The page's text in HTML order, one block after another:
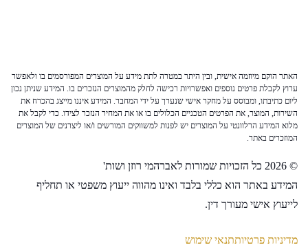
האתר הוקם מיוזמה אישית, ובין היתר במטרה לתת מידע על המוצרים המפורסמים בו ולאפשר
ערוץ לקבלת פרטים נוספים ואפשרויות רכישה לחלק מהמוצרים הנזכרים בו. המידע שניתן נכון
ליום כתיבתו, ומבוסס על מחקר אישי שנערך על ידי המחבר. המידע איננו מייצג בהכרח את
השירות, המוצר, את הפרטים הטכניים הכלולים בו או את המחיר הנזכר לצידו. כדי לקבל את
מלוא המידע הרלוונטי על המוצרים יש לפנות למשווקים המורשים ו/או ליצרנים של המוצרים
המוזכרים באתר.
© 2026 כל הזכויות שמורות לאברהמי רוזן ושות'
המידע באתר הוא כללי בלבד ואינו מהווה ייעוץ משפטי או תחליף
לייעוץ אישי מעורך דין.
מדיניות פרטיותתנאי שימוש